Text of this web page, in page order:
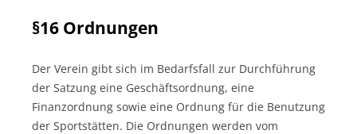
§16 Ordnungen
Der Verein gibt sich im Bedarfsfall zur Durchführung
der Satzung eine Geschäftsordnung, eine
Finanzordnung sowie eine Ordnung für die Benutzung
der Sportstätten. Die Ordnungen werden vom